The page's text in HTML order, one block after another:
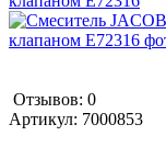
Отзывов: 0
Артикул: 7000853